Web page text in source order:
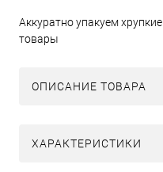
Аккуратно упакуем хрупкие
товары
ОПИСАНИЕ ТОВАРА
ХАРАКТЕРИСТИКИ